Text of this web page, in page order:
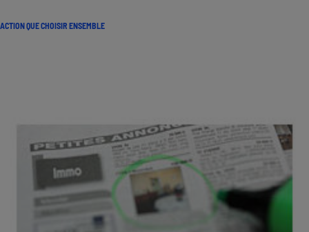
ACTION QUE CHOISIR ENSEMBLE